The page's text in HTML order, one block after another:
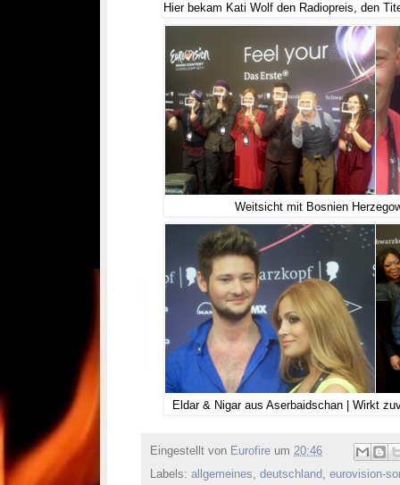
Hier bekam Kati Wolf den Radiopreis, den
Weitsicht mit Bosnien
Eldar & Nigar aus Aserbaidschan | Wirkt
Eingestellt von Eurofire um 20:46
Labels: allgemeines, deutschland, eurovision-